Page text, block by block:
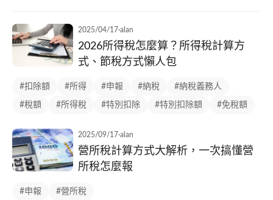
2025/04/17·alan
2026所得稅怎麼算？所得稅計算方
式、節稅方式懶人包
#扣除額 #所得 #申報 #納稅 #納稅義務人
#稅額 #所得稅 #特別扣除 #特別扣除額 #免稅額
2025/09/17·alan
營所稅計算方式大解析，一次搞懂營
所稅怎麼報
#申報 #營所稅